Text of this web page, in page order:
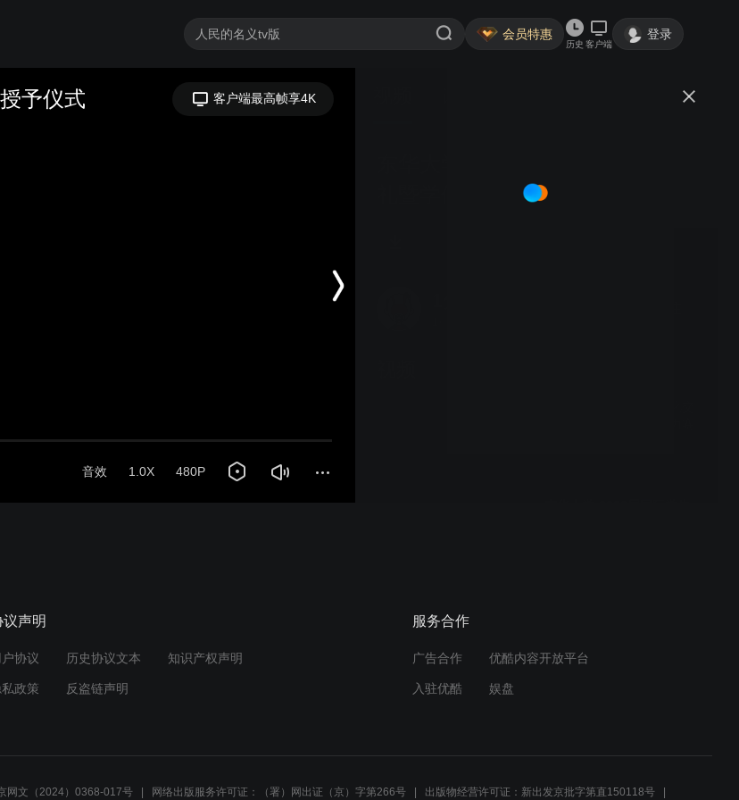
会员特惠
历史 客户端
登录
予仪式 客户端最高帧享4K
音效 1.0X 480P
礼暨学位授予仪式
议声明
户协议 历史协议文本 知识产权声明
私政策 反盗链声明
服务合作
广告合作 优酷内容开放平台
入驻优酷 娱盘
网文（2024）0368-017号 网络出版服务许可证：（署）网出证（京）字第266号 出版物经营许可证：新出发京批字第直150118号